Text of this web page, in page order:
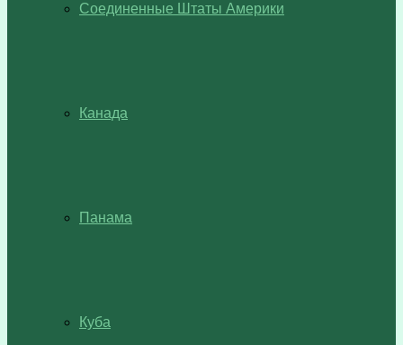
Соединенные Штаты Америки
Канада
Панама
Куба